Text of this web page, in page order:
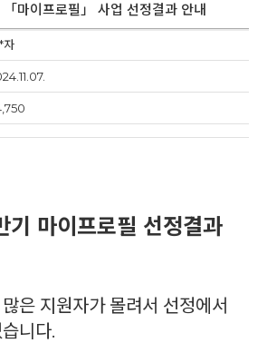
마이프로필」 사업 선정결과 안내
자
마이프로필 선정결과
은 지원자가 몰려서 선정에서
니다.